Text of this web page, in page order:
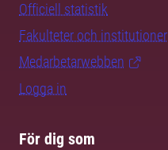
Officiell statistik
Fakulteter och institutioner
Medarbetarwebben
Logga in
För dig som